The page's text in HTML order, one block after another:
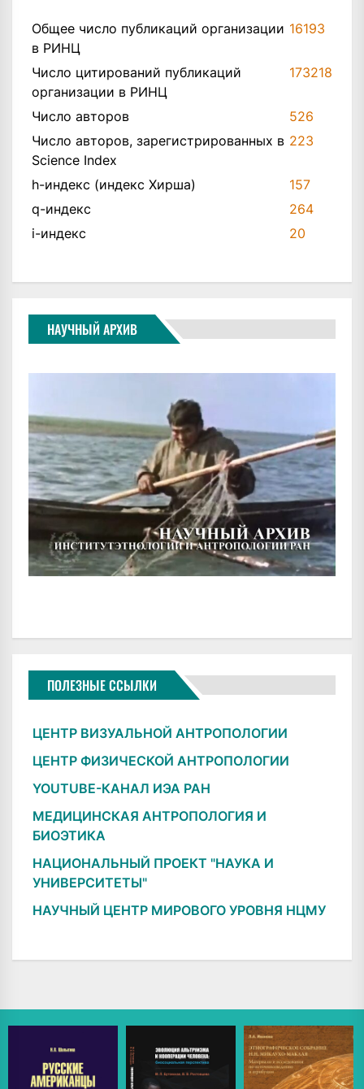
Общее число публикаций организации
в РИНЦ
16193
Число цитирований публикаций
организации в РИНЦ
173218
Число авторов
526
Число авторов, зарегистрированных в
Science Index
223
h-индекс (индекс Хирша)
157
q-индекс
264
i-индекс
20
НАУЧНЫЙ АРХИВ
ПОЛЕЗНЫЕ ССЫЛКИ
ЦЕНТР ВИЗУАЛЬНОЙ АНТРОПОЛОГИИ
ЦЕНТР ФИЗИЧЕСКОЙ АНТРОПОЛОГИИ
YOUTUBE-КАНАЛ ИЭА РАН
МЕДИЦИНСКАЯ АНТРОПОЛОГИЯ И
БИОЭТИКА
НАЦИОНАЛЬНЫЙ ПРОЕКТ "НАУКА И
УНИВЕРСИТЕТЫ"
НАУЧНЫЙ ЦЕНТР МИРОВОГО УРОВНЯ НЦМУ